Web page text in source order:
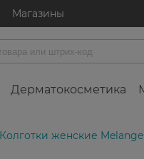
Магазины
Дерматокосметика
Колготки женские